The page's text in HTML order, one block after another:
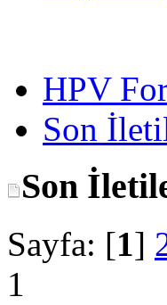
HPV
Son
Son
Sayfa: [1]
1